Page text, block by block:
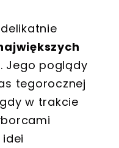
. Jego poglądy
tegorocznej
w trakcie